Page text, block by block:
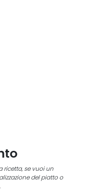
ricetta, se vuoi un
del piatto o